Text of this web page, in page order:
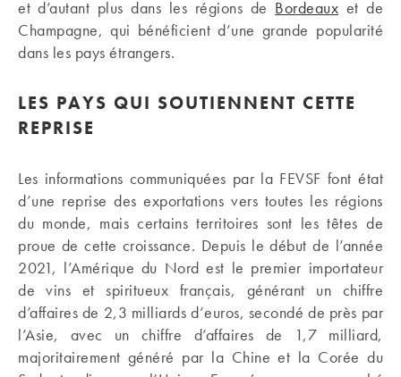
et d’autant plus dans les régions de Bordeaux et de
Champagne, qui bénéficient d’une grande popularité
dans les pays étrangers.
LES PAYS QUI SOUTIENNENT CETTE
REPRISE
Les informations communiquées par la FEVSF font état
d’une reprise des exportations vers toutes les régions
du monde, mais certains territoires sont les têtes de
proue de cette croissance. Depuis le début de l’année
2021, l’Amérique du Nord est le premier importateur
de vins et spiritueux français, générant un chiffre
d’affaires de 2,3 milliards d’euros, secondé de près par
l’Asie, avec un chiffre d’affaires de 1,7 milliard,
majoritairement généré par la Chine et la Corée du